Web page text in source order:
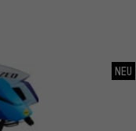
NEU